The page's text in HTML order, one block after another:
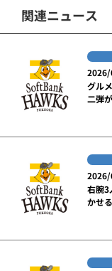
関連ニュース
グル
二弾
右腕3
かせる